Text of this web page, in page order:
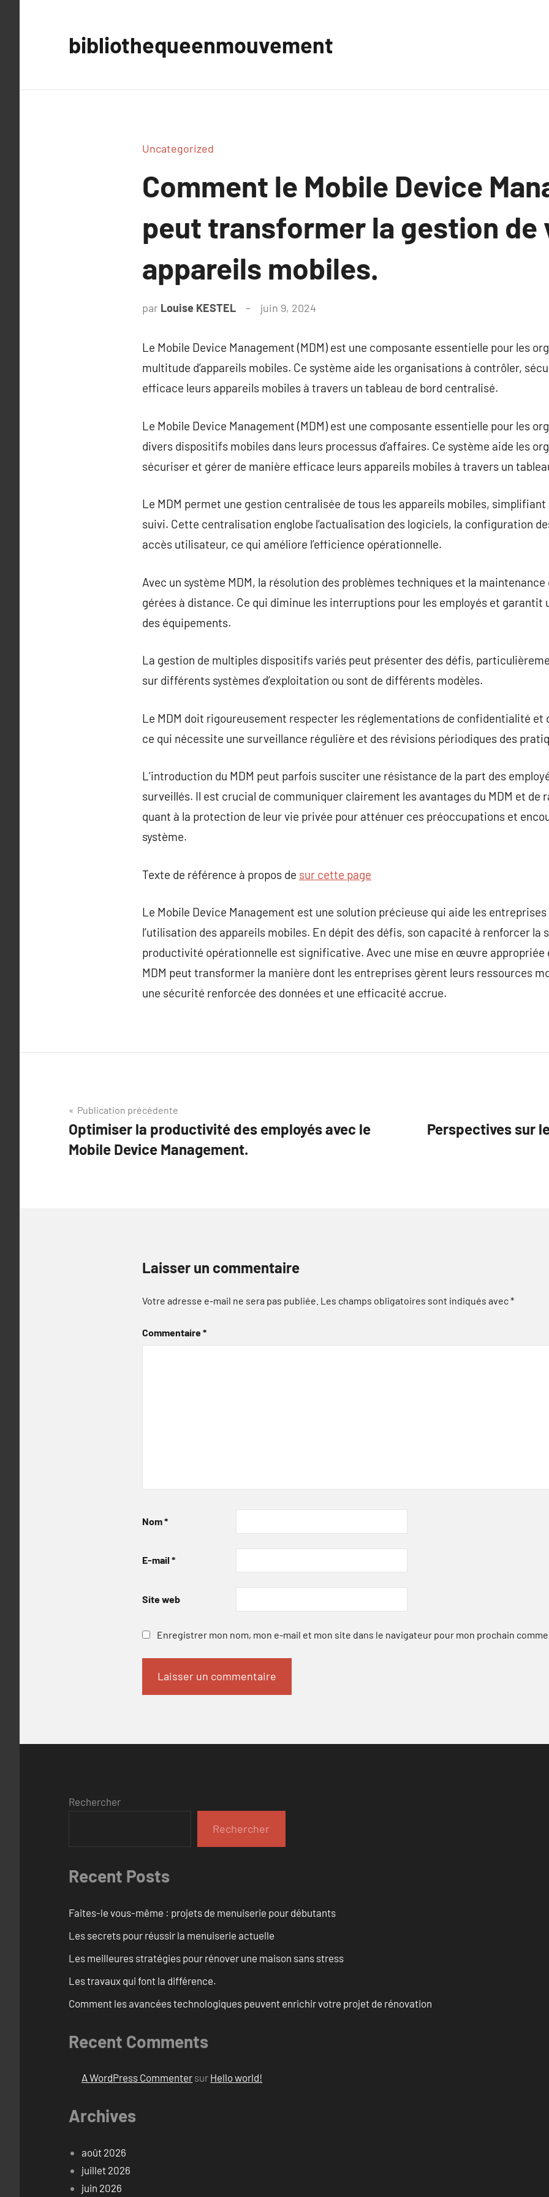
bibliothequeenmouvement
Uncategorized
Comment le Mobile Device
peut transformer la gestion de
appareils mobiles.
par Louise KESTEL juin 9, 2024
Le Mobile Device Management (MDM) est une composante essentielle pour les
multitude d’appareils mobiles. Ce système aide les organisations à contrôler,
efficace leurs appareils mobiles à travers un tableau de bord centralisé.
Le Mobile Device Management (MDM) est une composante essentielle pour les
divers dispositifs mobiles dans leurs processus d’affaires. Ce système aide les
sécuriser et gérer de manière efficace leurs appareils mobiles à travers un
Le MDM permet une gestion centralisée de tous les appareils mobiles,
suivi. Cette centralisation englobe l’actualisation des logiciels, la configuration
accès utilisateur, ce qui améliore l’efficience opérationnelle.
Avec un système MDM, la résolution des problèmes techniques et la
gérées à distance. Ce qui diminue les interruptions pour les employés et
des équipements.
La gestion de multiples dispositifs variés peut présenter des défis,
sur différents systèmes d’exploitation ou sont de différents modèles.
Le MDM doit rigoureusement respecter les réglementations de confidentialité et
ce qui nécessite une surveillance régulière et des révisions périodiques des
L’introduction du MDM peut parfois susciter une résistance de la part des
surveillés. Il est crucial de communiquer clairement les avantages du MDM et de
quant à la protection de leur vie privée pour atténuer ces préoccupations et
système.
Texte de référence à propos de sur cette page
Le Mobile Device Management est une solution précieuse qui aide les
l’utilisation des appareils mobiles. En dépit des défis, son capacité à renforcer la
productivité opérationnelle est significative. Avec une mise en œuvre appropriée
MDM peut transformer la manière dont les entreprises gèrent leurs ressources
une sécurité renforcée des données et une efficacité accrue.
Navigation
de
l’article
Publication précédente
Optimiser la productivité des employés avec le
Mobile Device Management.
Perspectives sur
Laisser un commentaire
Votre adresse e-mail ne sera pas publiée. Les champs obligatoires sont indiqués avec*
Commentaire*
Nom*
E-mail *
Site web
Enregistrer mon nom, mon e-mail et mon site dans le navigateur pour mon prochain
Rechercher
Rechercher
Recent Posts
Faites-le vous-même : projets de menuiserie pour débutants
Les secrets pour réussir la menuiserie actuelle
Les meilleures stratégies pour rénover une maison sans stress
Les travaux qui font la différence.
Comment les avancées technologiques peuvent enrichir votre projet de rénovation
Recent Comments
A WordPress Commenter sur Hello world!
Archives
août 2026
juillet 2026
juin 2026